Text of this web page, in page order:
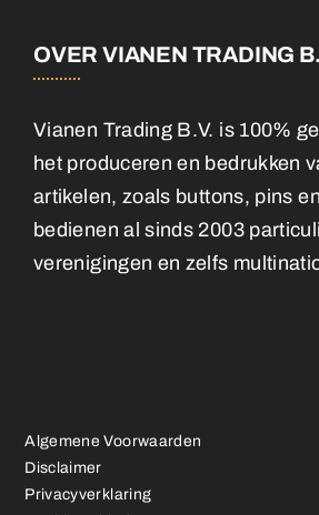
OVER VIANEN TRADING
Vianen Trading B.V. is 100%
het produceren en bedrukken
artikelen, zoals buttons, pins
bedienen al sinds 2003
verenigingen en zelfs
Algemene Voorwaarden
Disclaimer
Privacyverklaring